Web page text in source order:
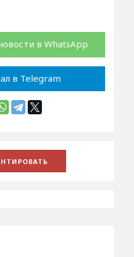
в WhatsApp
в Telegram